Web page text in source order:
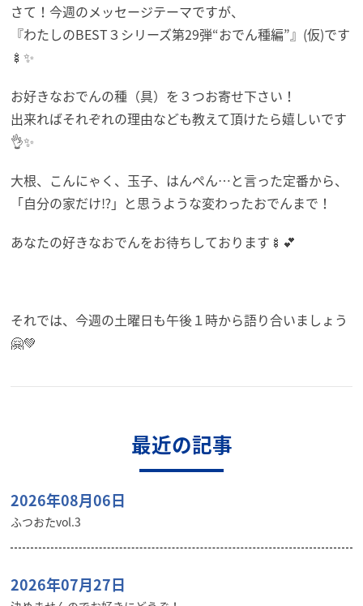
さて！今週のメッセージテーマですが、
『わたしのBEST３シリーズ第29弾“おでん種編”』(仮)です
🍢✨
お好きなおでんの種（具）を３つお寄せ下さい！
出来ればそれぞれの理由なども教えて頂けたら嬉しいです
👌✨
大根、こんにゃく、玉子、はんぺん…と言った定番から、
「自分の家だけ⁉」と思うような変わったおでんまで！
あなたの好きなおでんをお待ちしております🍢💕
それでは、今週の土曜日も午後１時から語り合いましょう
🤗💚
最近の記事
2026年08月06日
ふつおたvol.3
2026年07月27日